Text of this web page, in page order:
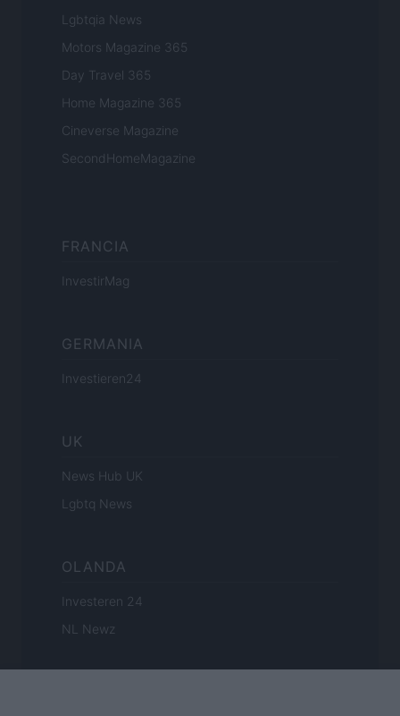
Lgbtqia News
Motors Magazine 365
Day Travel 365
Home Magazine 365
Cineverse Magazine
SecondHomeMagazine
FRANCIA
InvestirMag
GERMANIA
Investieren24
UK
News Hub UK
Lgbtq News
OLANDA
Investeren 24
NL Newz